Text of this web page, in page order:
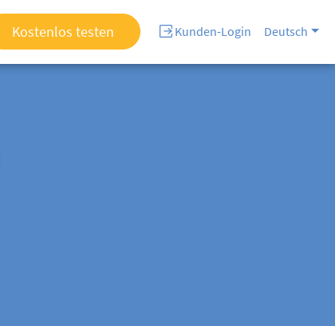
Kostenlos testen Kunden-Login Deutsch